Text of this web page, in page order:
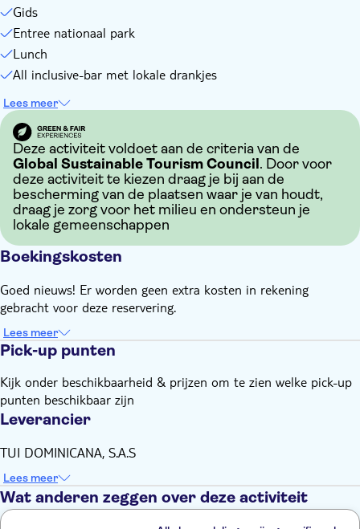
Gids
Entree nationaal park
Lunch
All inclusive-bar met lokale drankjes
Lees meer
Deze activiteit voldoet aan de criteria van de
Global Sustainable Tourism Council . Door voor
deze activiteit te kiezen draag je bij aan de
bescherming van de plaatsen waar je van houdt,
draag je zorg voor het milieu en ondersteun je
lokale gemeenschappen
Boekingskosten
Goed nieuws! Er worden geen extra kosten in rekening
gebracht voor deze reservering.
Lees meer
Pick-up punten
Kijk onder beschikbaarheid & prijzen om te zien welke pick-up
punten beschikbaar zijn
Leverancier
TUI DOMINICANA, S.A.S
Lees meer
Wat anderen zeggen over deze activiteit